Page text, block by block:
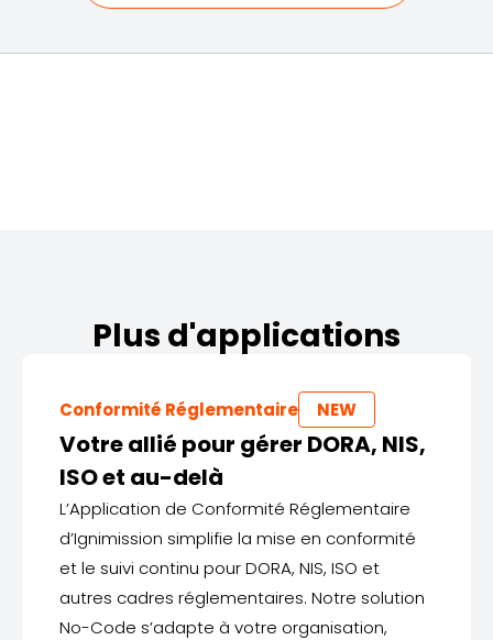
Plus d'applications
Conformité Réglementaire NEW
Votre allié pour gérer DORA, NIS,
ISO et au-delà
L’Application de Conformité Réglementaire
d’Ignimission simplifie la mise en conformité
et le suivi continu pour DORA, NIS, ISO et
autres cadres réglementaires. Notre solution
No-Code s’adapte à votre organisation,